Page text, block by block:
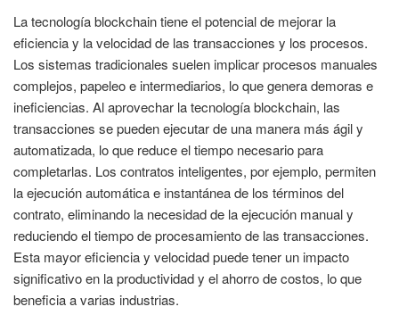
La tecnología blockchain tiene el potencial de mejorar la
eficiencia y la velocidad de las transacciones y los procesos.
Los sistemas tradicionales suelen implicar procesos manuales
complejos, papeleo e intermediarios, lo que genera demoras e
ineficiencias. Al aprovechar la tecnología blockchain, las
transacciones se pueden ejecutar de una manera más ágil y
automatizada, lo que reduce el tiempo necesario para
completarlas. Los contratos inteligentes, por ejemplo, permiten
la ejecución automática e instantánea de los términos del
contrato, eliminando la necesidad de la ejecución manual y
reduciendo el tiempo de procesamiento de las transacciones.
Esta mayor eficiencia y velocidad puede tener un impacto
significativo en la productividad y el ahorro de costos, lo que
beneficia a varias industrias.